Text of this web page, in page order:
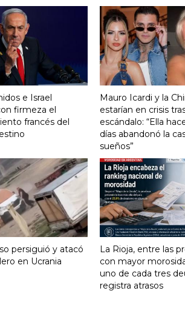
e Israel
firmeza el
francés del
Mauro Icardi y la
estarían en crisis
escándalo: “Ella
días abandonó la
sueños”
persiguió y atacó
en Ucrania
La Rioja, entre las
con mayor
uno de cada tres
registra atrasos